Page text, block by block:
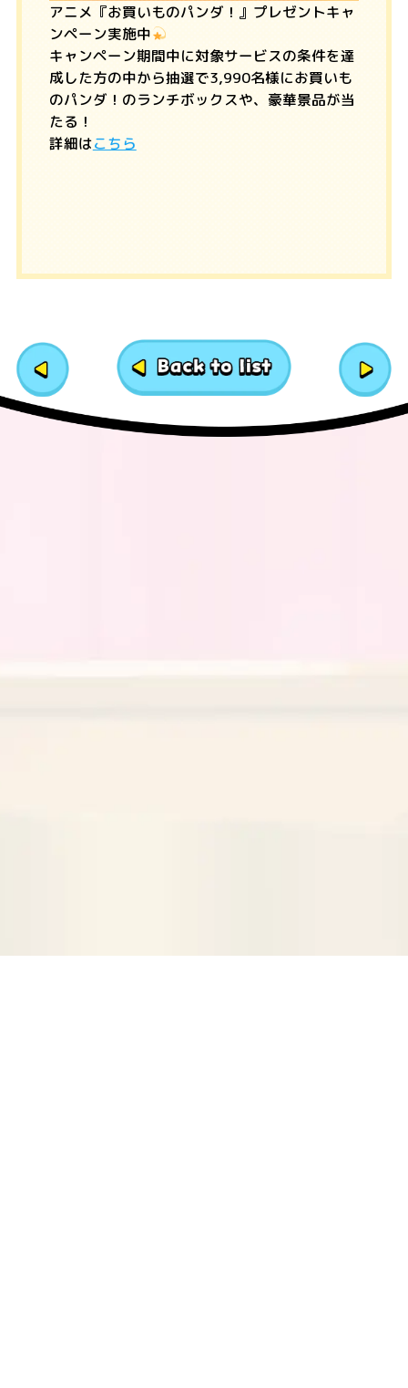
アニメ『お買いものパンダ！』プレゼントキャ
ンペーン実施中
キャンペーン期間中に対象サービスの条件を達
成した方の中から抽選で3,990名様にお買いも
のパンダ！のランチボックスや、豪華景品が当
たる！
詳細はこちら